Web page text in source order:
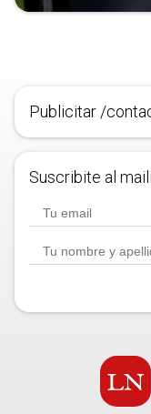
Publicitar /
Suscribite al